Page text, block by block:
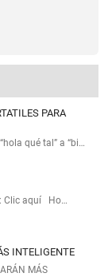
PARA
qué tal” a “bi…
Clic aquí Ho…
INTELIGENTE
MÁS